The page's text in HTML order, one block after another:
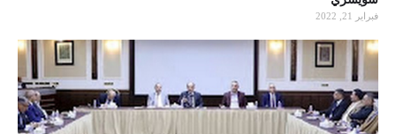
فبراير 21, 2022